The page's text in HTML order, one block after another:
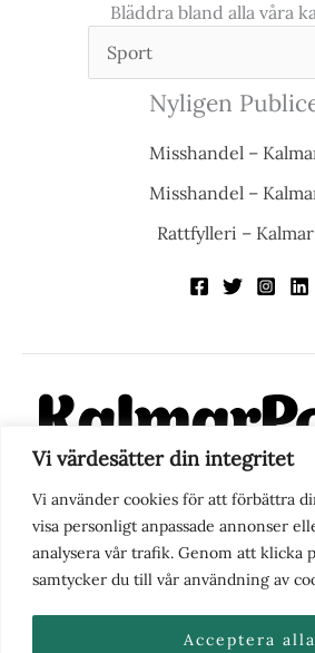
Vi värdesätter din integritet
Vi använder cookies för att förbättra
visa personligt anpassade annonser
analysera vår trafik. Genom att klicka
samtycker du till vår användning av
Acceptera alla
Bläddra bland alla våra
Nyligen
Misshandel –
Misshandel –
Rattfylleri –
KalmarPosten är en modern
fokus på Kalmarregionen, men också
perspektivet, vill vi vara din
berättelser och engagemang.
fick nya ägare